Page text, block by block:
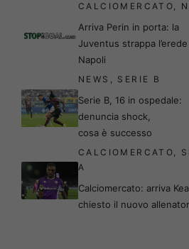
CALCIOMERCATO,
Arriva Perin in porta: la
Juventus strappa l’erede
Napoli
NEWS , SERIE B
Serie B, 16 in ospedale:
denuncia shock,
cosa è successo
CALCIOMERCATO,
A
Calciomercato: arriva
chiesto il nuovo